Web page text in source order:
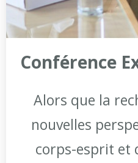
Conférence
Alors que la
nouvelles
corps-esprit et